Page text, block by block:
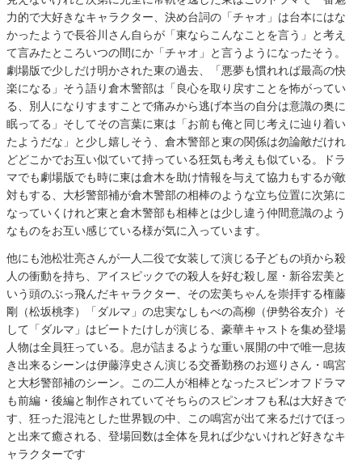
力的で大好きなキャラクター、決め台詞の「チャオ」は台本にはな
かったようで長谷川さん自らが「東ならこんなことを言う」と考え
て言みたところいつの間にか「チャオ」と言うようになったそう。
劇場版で少しだけ明かされた東の過去、「悪夢も慣れれば最高の快
楽になる」そう語り倉木警部は「良心を取り戻すことを怖がってい
る、別人になりすますことで痛みから逃げ本当の自分は意識の奥に
眠ってる」そしてその言葉に東は「お前も俺と同じ考えに辿り着い
たようだな」と少し嬉しそう、倉木警部と東の関係は勿論敵だけれ
どどこかでお互い似ていて持っている狂気も考えも似ている。ドラ
マでも劇場版でも時に東は倉木を助け情報を与えて協力もするが敵
対もする、大杉警部補が倉木警部の相棒のような立ち位置に次第に
なっていくけれど東と倉木警部も相棒とは少し違う仲間意識のよう
なものをお互い感じている様が気に入っています。
他にも池松壮亮さんが一人二役で女装して演じる子どもの頃から殺
人の衝動を持ち、アイスピックでの殺人を好む殺し屋・新谷宏美と
いう頭のぶっ飛んだキャラクター、その宏美ちゃんを崇拝する権藤
剛（松坂桃李）「ダルマ」の忠実なしもべの高柳（伊勢谷友介）そ
して「ダルマ」はビートたけしが演じる、豪華キャストを集め登場
人物は全員狂っている。息が詰まるような重い展開の中で唯一息抜
き出来るシーンは伊藤淳史さん演じる交番勤務のお巡りさん・鳴宮
と大杉警部補のシーン。この二人が相棒となったスピンオフドラマ
も前編・後編と制作されていてそちらのスピンオフも私は大好きで
す、狂った混沌とした世界観の中、この鳴宮が出て来るだけでほっ
と出来て癒される、登場回数は全体を見れば少ないけれど好きなキ
ャラクターです